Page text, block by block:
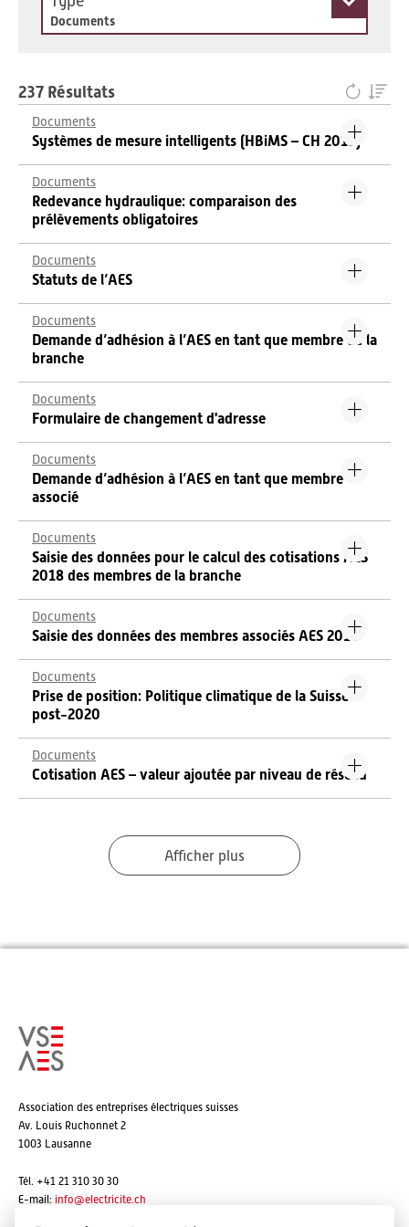
Documents
237 Résultats
Documents
Systèmes de mesure intelligents (HBiMS – CH 2019)
Documents
Redevance hydraulique: comparaison des
prélèvements obligatoires
Documents
Statuts de l’AES
Documents
Demande d’adhésion à l’AES en tant que membre de la
branche
Documents
Formulaire de changement d'adresse
Documents
Demande d’adhésion à l’AES en tant que membre
associé
Documents
Saisie des données pour le calcul des cotisations AES
2018 des membres de la branche
Documents
Saisie des données des membres associés AES 2018
Documents
Prise de position: Politique climatique de la Suisse
post-2020
Documents
Cotisation AES – valeur ajoutée par niveau de réseau
Afficher plus
Association des entreprises électriques suisses
Av. Louis Ruchonnet 2
1003 Lausanne
Tél. +41 21 310 30 30
E-mail: info@electricite.ch